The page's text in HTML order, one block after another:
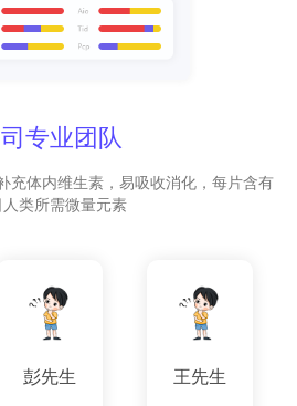
专业团队
充体内维生素，易吸收消化，每片含有
人类所需微量元素
彭先生 王先生